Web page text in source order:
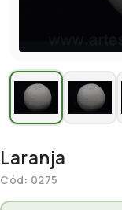
Laranja
Cód: 0275